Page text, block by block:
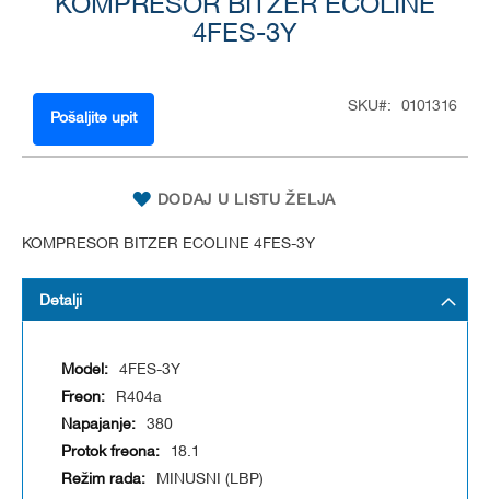
KOMPRESOR BITZER ECOLINE
4FES-3Y
Pošaljite upit
SKU 0101316
DODAJ U LISTU ŽELJA
KOMPRESOR BITZER ECOLINE 4FES-3Y
images
Detalji
4FES-3Y
R404a
380
18.1
MINUSNI (LBP)